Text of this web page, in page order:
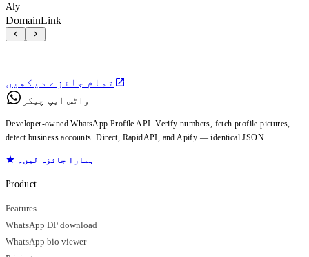
Aly
DomainLink
تمام جائزے دیکھیں
واٹس ایپ چیکر
Developer-owned WhatsApp Profile API. Verify numbers, fetch profile pictures,
detect business accounts. Direct, RapidAPI, and Apify — identical JSON.
ہمارا جائزہ لیں۔
Product
Features
WhatsApp DP download
WhatsApp bio viewer